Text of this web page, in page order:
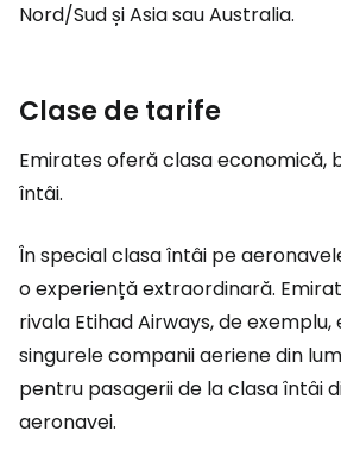
Nord/Sud și Asia sau Australia.
Clase de tarife
Emirates oferă clasa economică,
întâi.
În special clasa întâi pe
o experiență extraordinară.
rivala Etihad Airways, de
singurele companii aeriene din
pentru pasagerii de la clasa întâi
aeronavei.